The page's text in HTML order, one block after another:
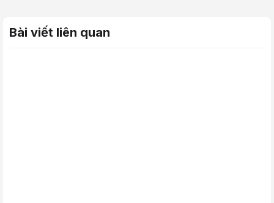
Bài viết liên quan